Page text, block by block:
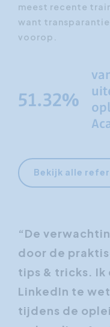
meest recente
want
voorop.
78.96
Bekijk alle
“De
door de
tips & tricks. Ik
LinkedIn te
tijdens de